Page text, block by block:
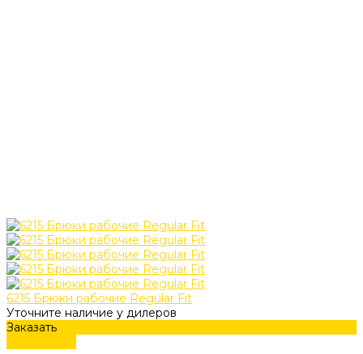
6215 Брюки рабочие Regular Fit
Уточните наличие у дилеров
Заказать